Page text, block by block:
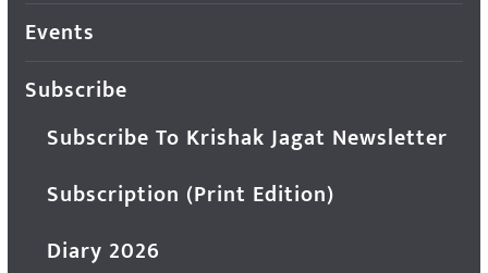
Events
Subscribe
Subscribe To Krishak Jagat Newsletter
Subscription (Print Edition)
Diary 2026